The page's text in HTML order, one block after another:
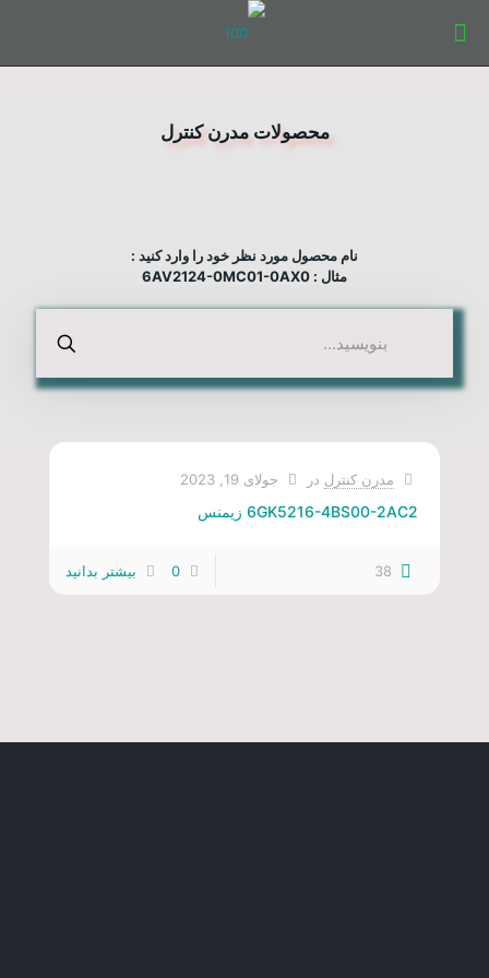
محصولات مدرن کنترل
نام محصول مورد نظر خود را وارد کنید :
مثال : 6AV2124-0MC01-0AX0
مدرن کنترل در جولای 19, 2023
6GK5216-4BS00-2AC2 زیمنس
38
0 بیشتر بدانید